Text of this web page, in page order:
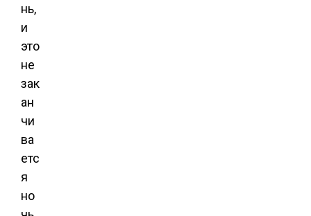
нь,
и
это
не
зак
ан
чи
ва
етс
я
но